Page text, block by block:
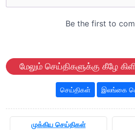
மேலும் செய்திகளுக்கு கீழே
செய்திகள் இலங்கை
முக்கிய செய்திகள்